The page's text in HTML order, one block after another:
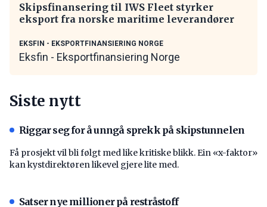
Skipsfinansering til IWS Fleet styrker
eksport fra norske maritime leverandører
EKSFIN - EKSPORTFINANSIERING NORGE
Eksfin - Eksportfinansiering Norge
Siste nytt
Riggar seg for å unngå sprekk på skipstunnelen
Få prosjekt vil bli følgt med like kritiske blikk. Ein «x-faktor»
kan kystdirektøren likevel gjere lite med.
Satser nye millioner på restråstoff